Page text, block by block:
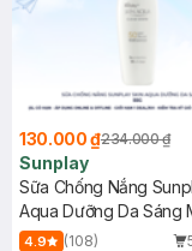
130.000 ₫234.000 ₫
Sunplay
Sữa Chống Nắng
Aqua Dưỡng Da Sáng
4.9 (108)